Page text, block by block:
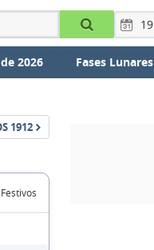
2026 Fases Lunares
1912